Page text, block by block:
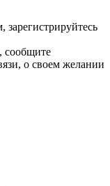
сообщите
о своем желании